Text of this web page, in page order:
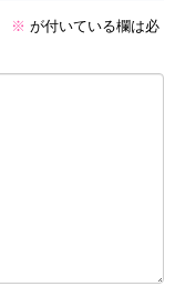
※ が付いている欄は必